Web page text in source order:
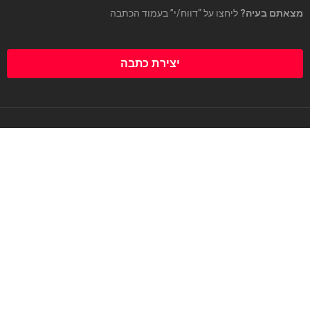
מצאתם בעיה? ליחצו על “דווח/י” בעמוד הכתבה
יצירת כתבה